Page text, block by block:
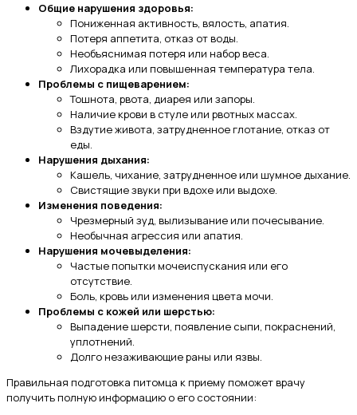
Общие нарушения здоровья:
Пониженная активность, вялость, апатия.
Потеря аппетита, отказ от воды.
Необъяснимая потеря или набор веса.
Лихорадка или повышенная температура тела.
Проблемы с пищеварением:
Тошнота, рвота, диарея или запоры.
Наличие крови в стуле или рвотных массах.
Вздутие живота, затрудненное глотание, отказ от
еды.
Нарушения дыхания:
Кашель, чихание, затрудненное или шумное дыхание.
Свистящие звуки при вдохе или выдохе.
Изменения поведения:
Чрезмерный зуд, вылизывание или почесывание.
Необычная агрессия или апатия.
Нарушения мочевыделения:
Частые попытки мочеиспускания или его
отсутствие.
Боль, кровь или изменения цвета мочи.
Проблемы с кожей или шерстью:
Выпадение шерсти, появление сыпи, покраснений,
уплотнений.
Долго незаживающие раны или язвы.
Правильная подготовка питомца к приему поможет врачу
получить полную информацию о его состоянии: